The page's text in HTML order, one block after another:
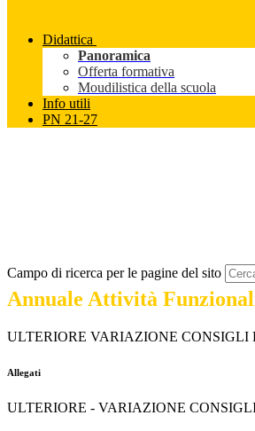
Didattica
Panoramica
Offerta formativa
Moudilistica della scuola
Info utili
PN 21-27
Campo di ricerca per le pagine del sito
Annuale Attività
ULTERIORE VARIAZIONE CONSIGLI
Allegati
ULTERIORE - VARIAZIONE